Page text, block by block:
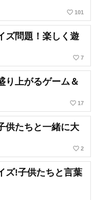
favorite_border 101
ズ問題！楽しく遊
favorite_border 7
り上がるゲーム＆
favorite_border 17
供たちと一緒に大
favorite_border 2
ズ!子供たちと言葉